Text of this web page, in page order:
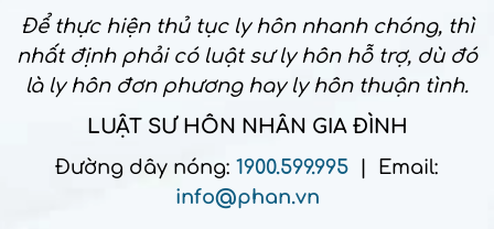
Để thực hiện thủ tục ly hôn nhanh chóng, thì
nhất định phải có luật sư ly hôn hỗ trợ, dù đó
là ly hôn đơn phương hay ly hôn thuận tình.
LUẬT SƯ HÔN NHÂN GIA ĐÌNH
Đường dây nóng: 1900.599.995 | Email:
info@phan.vn